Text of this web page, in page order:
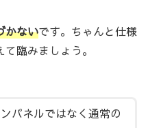
かないです。ちゃんと仕様
臨みましょう。
パネルではなく通常の